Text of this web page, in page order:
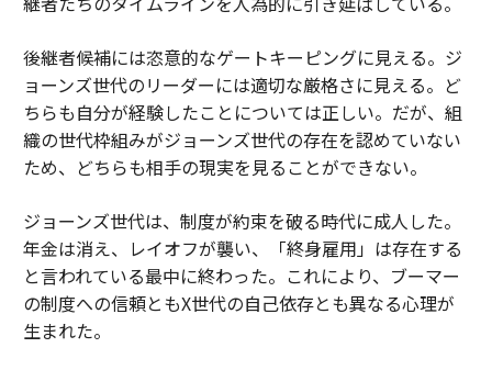
後継者候補には恣意的なゲートキーピングに見える。ジ
ョーンズ世代のリーダーには適切な厳格さに見える。ど
ちらも自分が経験したことについては正しい。だが、組
織の世代枠組みがジョーンズ世代の存在を認めていない
ため、どちらも相手の現実を見ることができない。
ジョーンズ世代は、制度が約束を破る時代に成人した。
年金は消え、レイオフが襲い、「終身雇用」は存在する
と言われている最中に終わった。これにより、ブーマー
の制度への信頼ともX世代の自己依存とも異なる心理が
生まれた。